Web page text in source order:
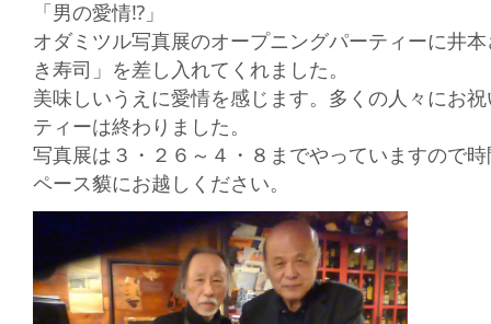
「男の愛情⁉」
オダミツル写真展のオープニングパーティーに井
き寿司」を差し入れてくれました。
美味しいうえに愛情を感じます。多くの人々にお
ティーは終わりました。
写真展は３・２６～４・８までやっていますので
ペース貘にお越しください。